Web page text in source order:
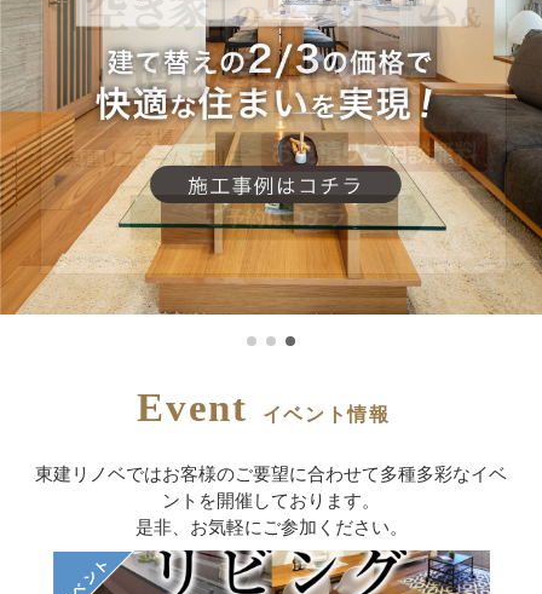
Event イベント情報
東建リノベではお客様のご要望に合わせて多種多彩なイベ
ントを開催しております。
是非、お気軽にご参加ください。